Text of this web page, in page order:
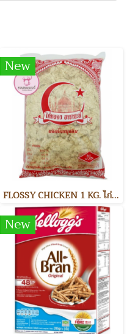
New
FLOSSY CHICKEN 1 KG. ไก่หยอง
New